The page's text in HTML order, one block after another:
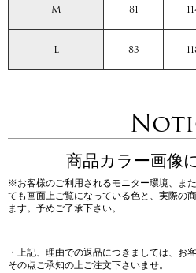
M 81
L 83
商品カラー画像
※お客様のご利用されるモニター環境、ま
ても画面上ご覧になっている色と、実際の
ます。予めご了承下さい。
・上記、理由での返品につきましては、お
その点ご承知の上ご注文下さいませ。